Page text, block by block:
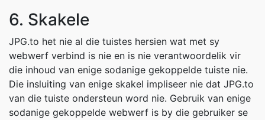
6. Skakele
JPG.to het nie al die tuistes hersien wat met sy
webwerf verbind is nie en is nie verantwoordelik vir
die inhoud van enige sodanige gekoppelde tuiste nie.
Die insluiting van enige skakel impliseer nie dat JPG.to
van die tuiste ondersteun word nie. Gebruik van enige
sodanige gekoppelde webwerf is by die gebruiker se